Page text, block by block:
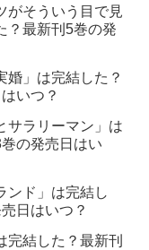
がそういう目で見
？最新刊5巻の発
婚」は完結した？
いつ？
サラリーマン」は
の発売日はい
ンド」は完結し
日はいつ？
完結した？最新刊